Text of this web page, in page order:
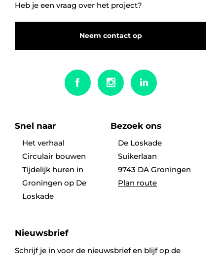
Heb je een vraag over het project?
Neem contact op
Snel naar
Het verhaal
Circulair bouwen
Tijdelijk huren in
Groningen op De
Loskade
Bezoek ons
De Loskade
Suikerlaan
9743 DA Groningen
Plan route
Nieuwsbrief
Schrijf je in voor de nieuwsbrief en blijf op de